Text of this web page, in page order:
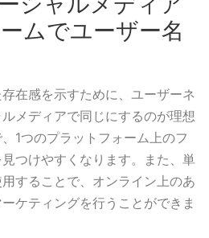
ムでユーザー名
在感を示すために、ユーザーネ
メディアで同じにするのが理想
1つのプラットフォーム上のフ
つけやすくなります。また、単
することで、オンライン上のあ
ケティングを行うことができま